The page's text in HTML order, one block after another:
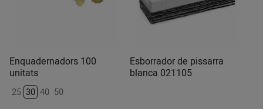
Enquadernadors 100
unitats
25 30 40 50
Esborrador de pissarra
blanca 021105